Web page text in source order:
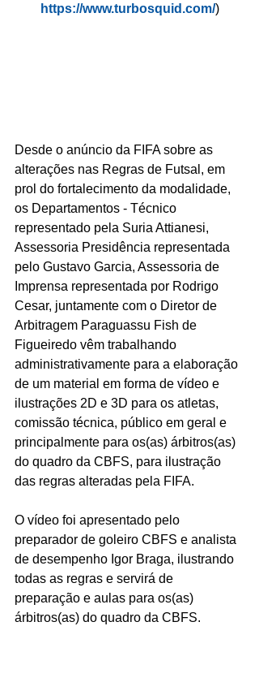
https://www.turbosquid.com/)
Desde o anúncio da FIFA sobre as
alterações nas Regras de Futsal, em
prol do fortalecimento da modalidade,
os Departamentos - Técnico
representado pela Suria Attianesi,
Assessoria Presidência representada
pelo Gustavo Garcia, Assessoria de
Imprensa representada por Rodrigo
Cesar, juntamente com o Diretor de
Arbitragem Paraguassu Fish de
Figueiredo vêm trabalhando
administrativamente para a elaboração
de um material em forma de vídeo e
ilustrações 2D e 3D para os atletas,
comissão técnica, público em geral e
principalmente para os(as) árbitros(as)
do quadro da CBFS, para ilustração
das regras alteradas pela FIFA.
O vídeo foi apresentado pelo
preparador de goleiro CBFS e analista
de desempenho Igor Braga, ilustrando
todas as regras e servirá de
preparação e aulas para os(as)
árbitros(as) do quadro da CBFS.